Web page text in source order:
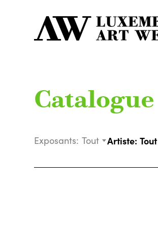
Catalogue
Exposants: Tout Artiste: Tout